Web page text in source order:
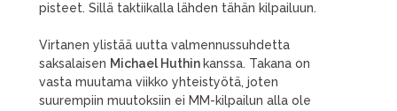
pisteet. Sillä taktiikalla lähden tähän kilpailuun.
Virtanen ylistää uutta valmennussuhdetta
saksalaisen Michael Huthin kanssa. Takana on
vasta muutama viikko yhteistyötä, joten
suurempiin muutoksiin ei MM-kilpailun alla ole